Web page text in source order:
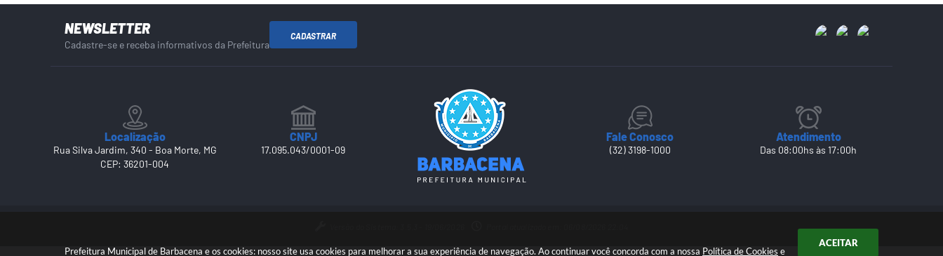
Prefeitura Municipal de Barbacena e os cookies: nosso site usa cookies para melhorar a sua experiência de navegação. Ao continuar você concorda com a nossa Política de Cookies e
ACEITAR
NEWSLETTER
Cadastre-se e receba informativos da Prefeitura
CADASTRAR
Localização
Rua Silva Jardim, 340 - Boa Morte, MG
CEP: 36201-004
CNPJ
17.095.043/0001-09
Fale Conosco
(32) 3198-1000
Atendimento
Das 08:00hs às 17:00h